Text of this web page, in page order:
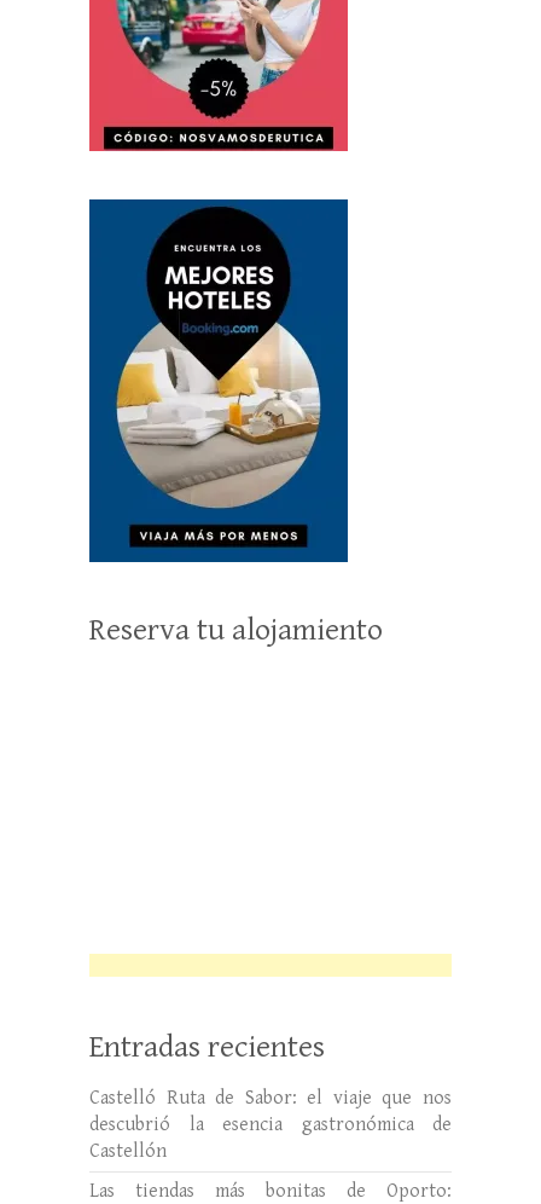
Reserva tu alojamiento
Entradas recientes
Castelló Ruta de Sabor: el viaje que nos
descubrió la esencia gastronómica de
Castellón
Las tiendas más bonitas de Oporto: